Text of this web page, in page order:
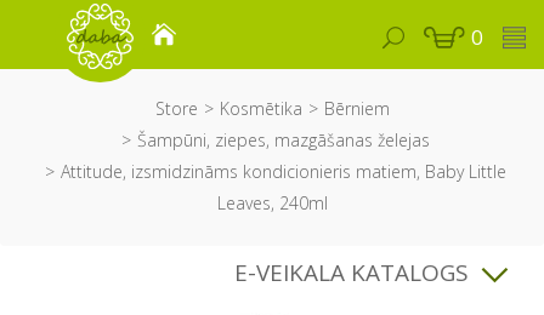
0
Store Kosmētika
Bērniem
Šampūni, ziepes, mazgāšanas želejas
Attitude, izsmidzināms kondicionieris matiem, Baby Little
Leaves, 240ml
E-VEIKALA KATALOGS